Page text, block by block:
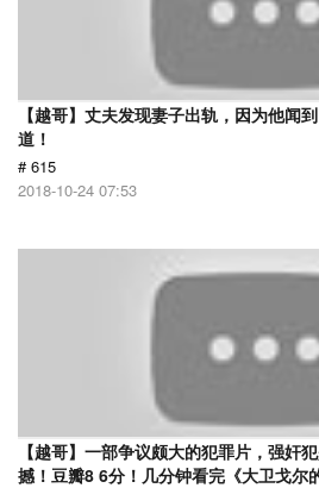
【越哥】丈夫发现妻子出轨，因为他闻
道！
# 615
2018-10-24 07:53
【越哥】一部争议颇大的犯罪片，强奸
撼！豆瓣8 6分！几分钟看完《大卫戈尔